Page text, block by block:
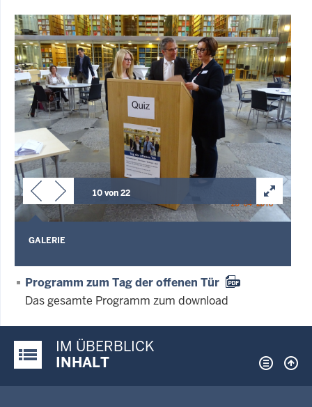
10 von 22
GALERIE
Programm zum Tag der offenen Tür
Das gesamte Programm zum download
Justiz-Portal im Überblick:
IM ÜBERBLICK
INHALT